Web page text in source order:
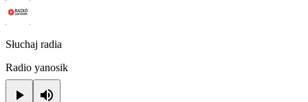
Słuchaj radia
Radio yanosik
Play